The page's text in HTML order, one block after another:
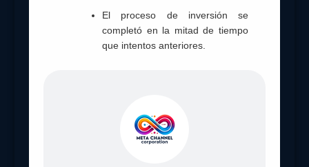
El proceso de inversión se
completó en la mitad de tiempo
que intentos anteriores.